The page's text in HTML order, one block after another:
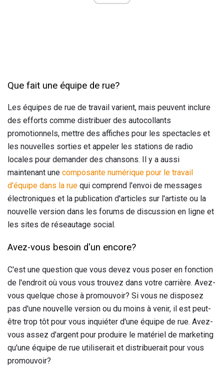
Que fait une équipe de rue?
Les équipes de rue de travail varient, mais peuvent inclure
des efforts comme distribuer des autocollants
promotionnels, mettre des affiches pour les spectacles et
les nouvelles sorties et appeler les stations de radio
locales pour demander des chansons. Il y a aussi
maintenant une composante numérique pour le travail
d'équipe dans la rue qui comprend l'envoi de messages
électroniques et la publication d'articles sur l'artiste ou la
nouvelle version dans les forums de discussion en ligne et
les sites de réseautage social.
Avez-vous besoin d'un encore?
C'est une question que vous devez vous poser en fonction
de l'endroit où vous vous trouvez dans votre carrière. Avez-
vous quelque chose à promouvoir? Si vous ne disposez
pas d'une nouvelle version ou du moins à venir, il est peut-
être trop tôt pour vous inquiéter d'une équipe de rue. Avez-
vous assez d'argent pour produire le matériel de marketing
qu'une équipe de rue utiliserait et distribuerait pour vous
promouvoir?